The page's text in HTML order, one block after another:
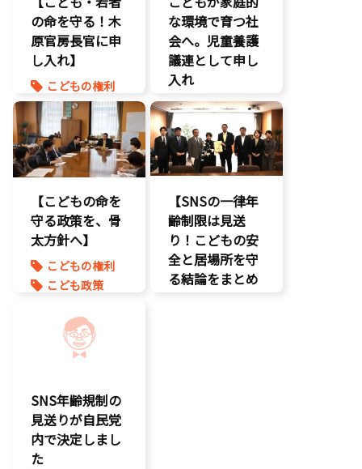
子育て支援拡
充
孤独孤立対策
将来不安
自民党
の命を守る！木
原官房長官に申
し入れ】
こどもの権利
こども政策
命を守る
孤独孤立対策
な環境で育つ社
会へ。児童養護
議連として申し
入れ
こども政策
児童福祉法
児童虐待対策
命を守る
【こどもの命を
守る政策を、骨
太方針へ】
こどもの権利
こども政策
命を守る
子育て支援拡
将来不安
【SNSの一律年
齢制限は見送
り！こどもの安
全と居場所を守
る結論をまとめ
SNS年齢規制の
見送りが自民党
内で決定しまし
た